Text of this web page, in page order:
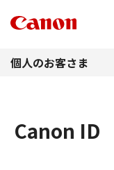
個人のお客さま
Canon ID